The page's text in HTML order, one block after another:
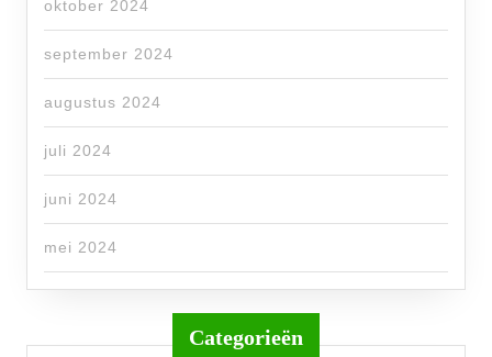
oktober 2024
september 2024
augustus 2024
juli 2024
juni 2024
mei 2024
Categorieën